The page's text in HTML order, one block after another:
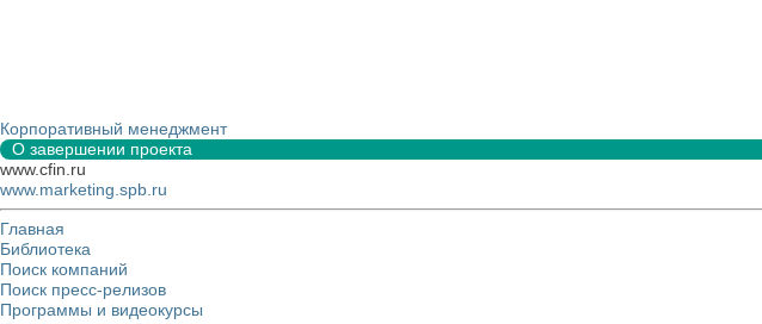
Корпоративный менеджмент
О завершении проекта
www.cfin.ru
www.marketing.spb.ru
Главная
Библиотека
Поиск компаний
Поиск пресс-релизов
Программы и видеокурсы